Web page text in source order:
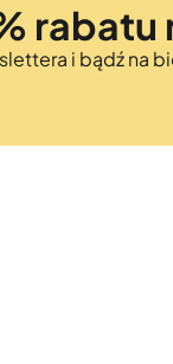
rabatu
i bądź na